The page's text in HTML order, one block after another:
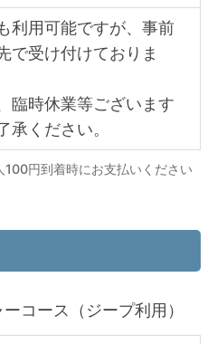
利用可能ですが、事前
で受け付けておりま
臨時休業等ございます
承ください。
円到着時にお支払いください
コース（ジープ利用）